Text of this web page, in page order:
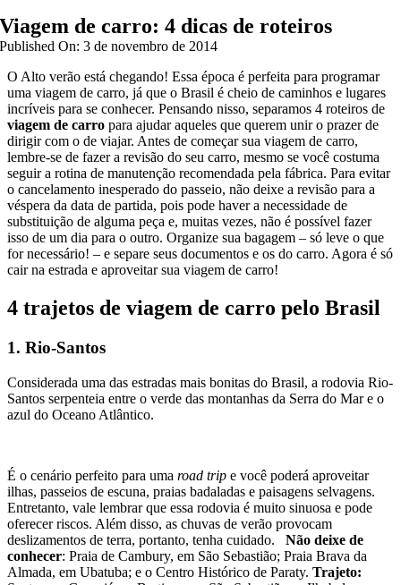
Viagem de carro: 4 dicas de roteiros
Published On: 3 de novembro de 2014
O Alto verão está chegando! Essa época é perfeita para programar
uma viagem de carro, já que o Brasil é cheio de caminhos e lugares
incríveis para se conhecer. Pensando nisso, separamos 4 roteiros de
viagem de carro para ajudar aqueles que querem unir o prazer de
dirigir com o de viajar. Antes de começar sua viagem de carro,
lembre-se de fazer a revisão do seu carro, mesmo se você costuma
seguir a rotina de manutenção recomendada pela fábrica. Para evitar
o cancelamento inesperado do passeio, não deixe a revisão para a
véspera da data de partida, pois pode haver a necessidade de
substituição de alguma peça e, muitas vezes, não é possível fazer
isso de um dia para o outro. Organize sua bagagem – só leve o que
for necessário! – e separe seus documentos e os do carro. Agora é só
cair na estrada e aproveitar sua viagem de carro!
4 trajetos de viagem de carro pelo Brasil
1. Rio-Santos
Considerada uma das estradas mais bonitas do Brasil, a rodovia Rio-
Santos serpenteia entre o verde das montanhas da Serra do Mar e o
azul do Oceano Atlântico.
É o cenário perfeito para uma road trip e você poderá aproveitar
ilhas, passeios de escuna, praias badaladas e paisagens selvagens.
Entretanto, vale lembrar que essa rodovia é muito sinuosa e pode
oferecer riscos. Além disso, as chuvas de verão provocam
deslizamentos de terra, portanto, tenha cuidado. Não deixe de
conhecer: Praia de Cambury, em São Sebastião; Praia Brava da
Almada, em Ubatuba; e o Centro Histórico de Paraty. Trajeto: